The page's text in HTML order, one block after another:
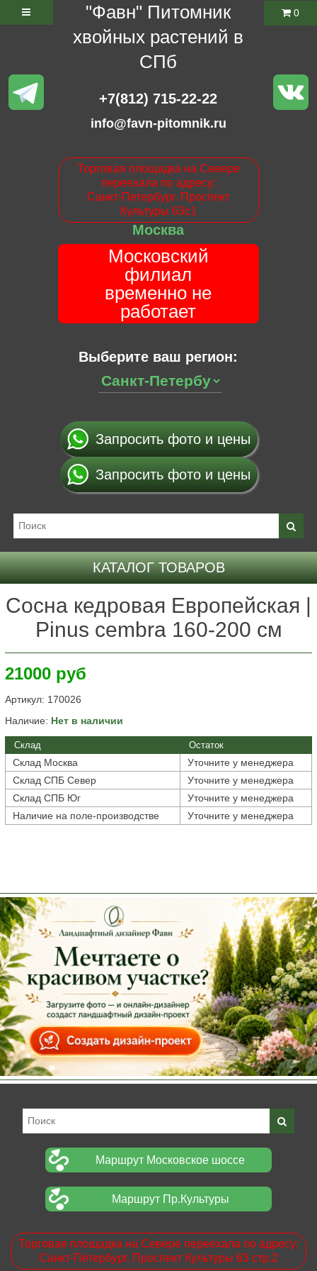
"Фавн" Питомник
хвойных растений в
СПб
+7(812) 715-22-22
info@favn-pitomnik.ru
Торговая площадка на Севере
переехала по адресу:
Санкт-Петербург. Проспект
Культуры 63с1
Москва
Московский
филиал
временно не
работает
Выберите ваш регион:
0
Запросить фото и цены
Запросить фото и цены
КАТАЛОГ ТОВАРОВ
Сосна кедровая Европейская |
Pinus cembra 160-200 см
21000 руб
Артикул: 170026
Наличие: Нет в наличии
Склад Остаток
Склад Москва
Уточните у менеджера
Склад СПБ Север
Уточните у менеджера
Склад СПБ Юг
Уточните у менеджера
Наличие на поле-производстве
Уточните у менеджера
Маршрут Московское шоссе
Маршрут Пр.Культуры
Торговая площадка на Севере переехала по адресу:
Санкт-Петербург. Проспект Культуры 63 стр.2